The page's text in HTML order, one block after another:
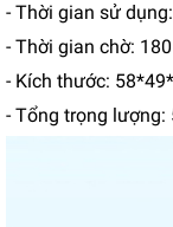
- Thời gian sử
- Thời gian chờ:
- Kích thước:
- Tổng trọng lượng: